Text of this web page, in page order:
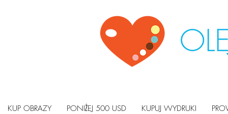
KUP OBRAZY PONIŻEJ 500 USD KUPUJ WYDRUKI